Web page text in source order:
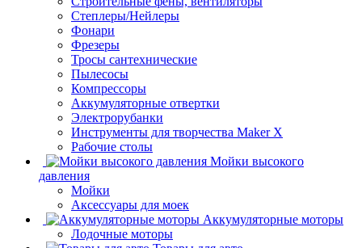
Степлеры/Нейлеры
Фонари
Фрезеры
Тросы сантехнические
Пылесосы
Компрессоры
Аккумуляторные отвертки
Электрорубанки
Инструменты для творчества Maker X
Рабочие столы
Мойки высокого
давления
Мойки
Аксессуары для моек
Аккумуляторные моторы
Лодочные моторы